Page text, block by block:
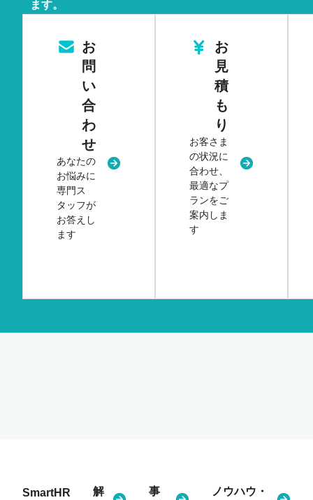
ます。
お
問
い
合
わ
せ
あなたの
お悩みに
専門ス
タッフが
お答えし
ます
新規タブまたはウィンドウで開く
お
見
積
も
り
お客さま
の状況に
合わせ、
最適なプ
ランをご
案内しま
す
新規タブま
SmartHR
解
事
ノウハウ・